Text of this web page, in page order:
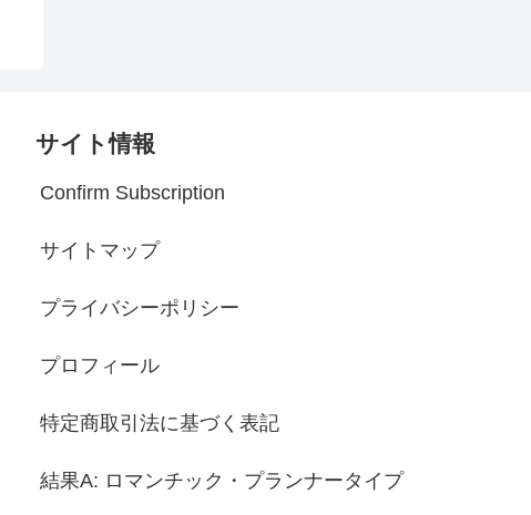
サイト情報
Confirm Subscription
サイトマップ
プライバシーポリシー
プロフィール
特定商取引法に基づく表記
結果A: ロマンチック・プランナータイプ